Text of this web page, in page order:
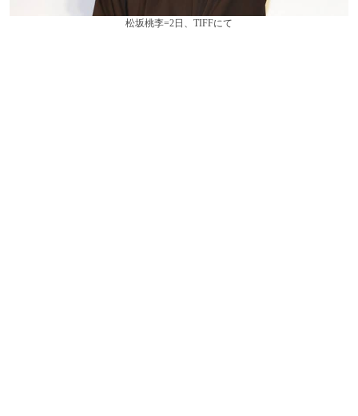
松坂桃李=2日、TIFFにて